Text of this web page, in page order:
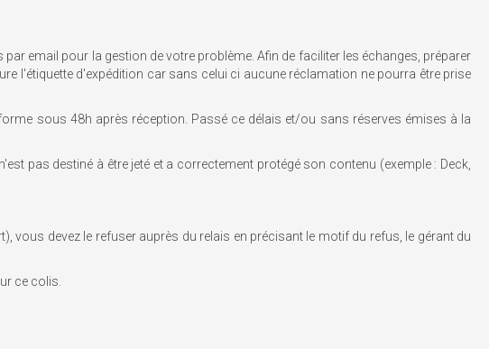
par email pour la gestion de votre problème. Afin de faciliter les échanges, préparer
l'étiquette d'expédition car sans celui ci aucune réclamation ne pourra être prise
sous 48h après réception. Passé ce délais et/ou sans réserves émises à la
pas destiné à être jeté et a correctement protégé son contenu (exemple : Deck,
devez le refuser auprès du relais en précisant le motif du refus, le gérant du
ce colis.